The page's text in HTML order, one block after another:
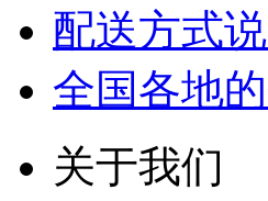
配送方式
全国各地
关于我们